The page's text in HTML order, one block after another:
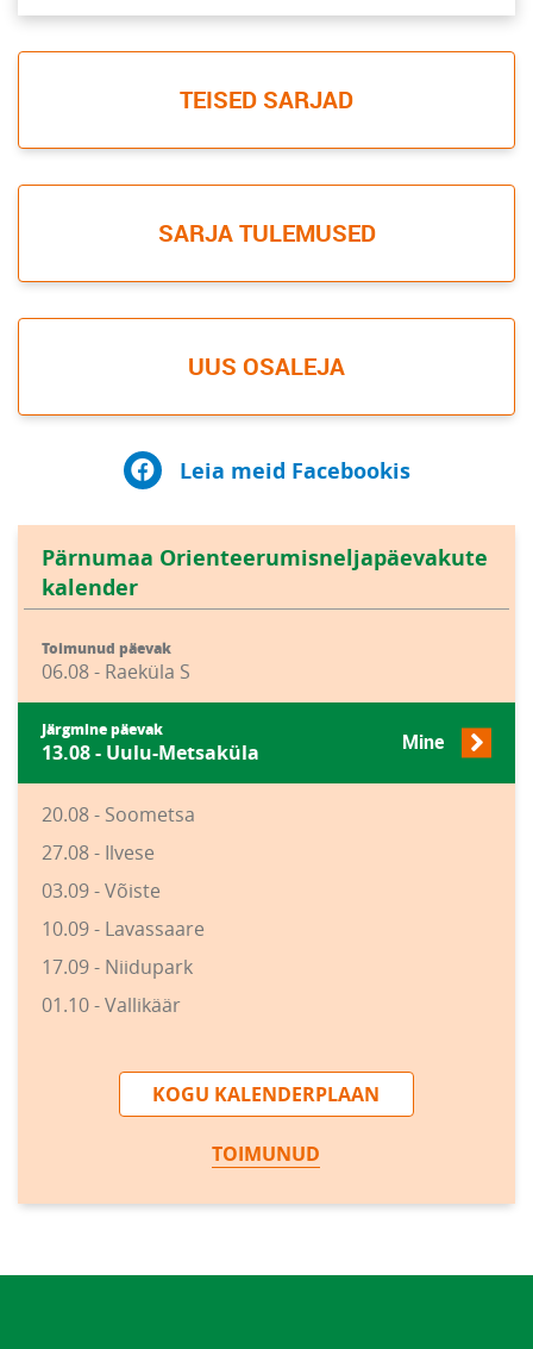
TEISED SARJAD
SARJA TULEMUSED
UUS OSALEJA
Leia meid Facebookis
Pärnumaa Orienteerumisneljapäevakute
kalender
Toimunud päevak
06.08 - Raeküla S
Järgmine päevak
13.08 - Uulu-Metsaküla Mine
20.08 - Soometsa
27.08 - Ilvese
03.09 - Võiste
10.09 - Lavassaare
17.09 - Niidupark
01.10 - Vallikäär
KOGU KALENDERPLAAN
TOIMUNUD